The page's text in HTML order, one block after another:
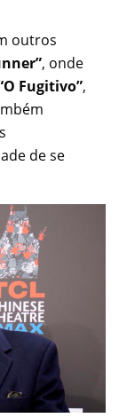
outros
, onde
Fugitivo”,
de se